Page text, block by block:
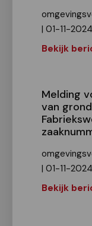
| 01-11-2024
Bekijk
Melding
van
| 01-11-2024
Bekijk